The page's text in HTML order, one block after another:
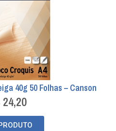
40g 50 Folhas – Canson
24,20